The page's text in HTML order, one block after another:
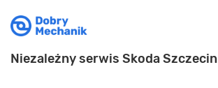
Niezależny serwis Skoda Szczecin